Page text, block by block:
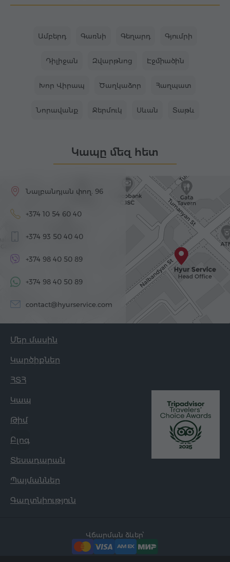
Ամբերդ Գառնի Գեղարդ Գյումրի
Դիլիջան Զվարթնոց Էջմիածին
Խոր Վիրապ Ծաղկաձոր Հաղպատ
Նորավանք Ջերմուկ Սևան Տաթև
Կապը մեզ հետ
Նալբանդյան փող. 96
+374 10 54 60 40
+374 93 50 40 40
+374 98 40 50 89
+374 98 40 50 89
contact@hyurservice.com
Մեր մասին
Կարծիքներ
ՀՏՀ
Կապ
Թիմ
Բլոգ
Տեսադարան
Պայմաններ
Գաղտնիություն
Վճարման ձևեր՝